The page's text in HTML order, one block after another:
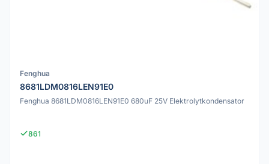
Fenghua
8681LDM0816LEN91E0
Fenghua 8681LDM0816LEN91E0 680uF 25V Elektrolytkondensator
861